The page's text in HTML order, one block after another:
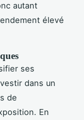
autant
élevé
ses
dans un
de
En